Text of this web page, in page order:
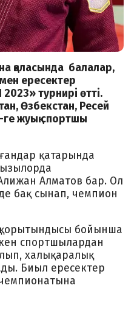
қаласында балалар,
ересектер
турнирі өтті.
Өзбекстан, Ресей
ге жуық спортшы
қатарында
Алижан Алматов бар. Ол
бақ сынап, чемпион
қорытындысы бойынша
спортшылардан
халықаралық
Биыл ересектер